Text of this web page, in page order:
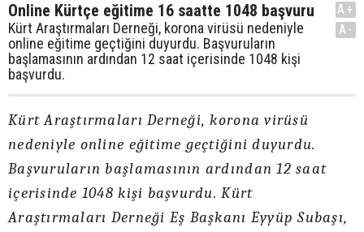
Online Kürtçe eğitime 16 saatte 1048 başvuru
Kürt Araştırmaları Derneği, korona virüsü nedeniyle
online eğitime geçtiğini duyurdu. Başvuruların
başlamasının ardından 12 saat içerisinde 1048 kişi
başvurdu.
A+
A-
Kürt Araştırmaları Derneği, korona virüsü
nedeniyle online eğitime geçtiğini duyurdu.
Başvuruların başlamasının ardından 12 saat
içerisinde 1048 kişi başvurdu. Kürt
Araştırmaları Derneği Eş Başkanı Eyyüp Subaşı,